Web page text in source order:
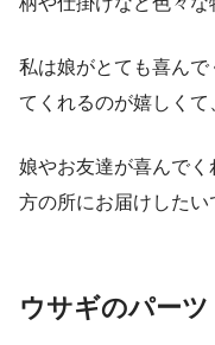
私は娘がとても喜ん
てくれるのが嬉しくて
娘やお友達が喜んで
方の所にお届けしたい
ウサギのパーツ